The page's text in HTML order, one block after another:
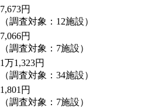
7,673円
（調査対象：12施設）
7,066円
（調査対象：7施設）
1万1,323円
（調査対象：34施設）
1,801円
（調査対象：7施設）